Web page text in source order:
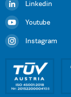
Linkedin
Youtube
Instagram